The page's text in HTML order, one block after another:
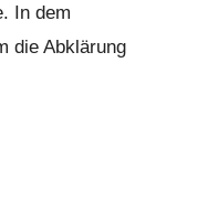
In dem
die Abklärung